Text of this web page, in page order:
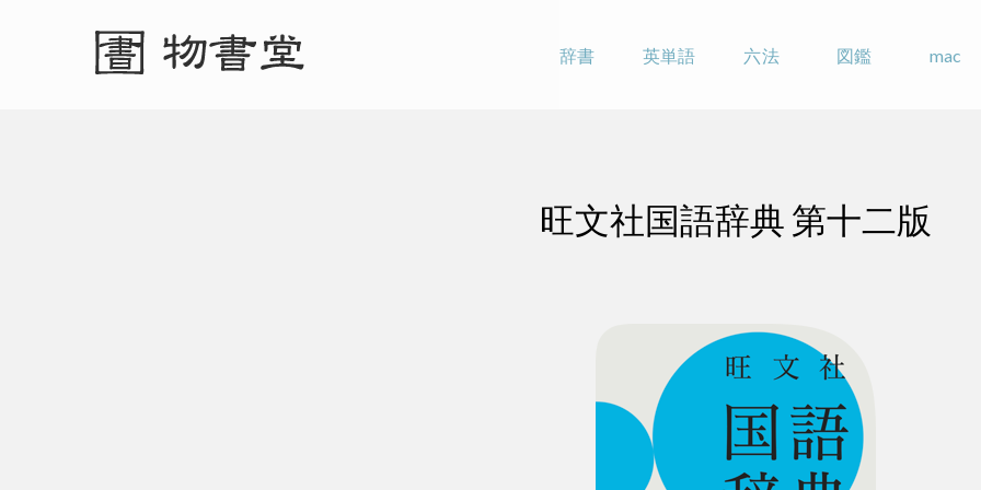
辞書 英単語 六法 図鑑 mac
旺文社国語辞典 第十二版